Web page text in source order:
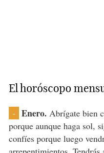
El horóscopo
- Enero. Abrígate bien
porque aunque haga sol,
confíes porque luego